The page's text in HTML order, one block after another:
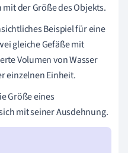
der Größe des Objekts.
Beispiel für eine
gleiche Gefäße mit
Volumen von Wasser
einzelnen Einheit.
Größe eines
mit seiner Ausdehnung.